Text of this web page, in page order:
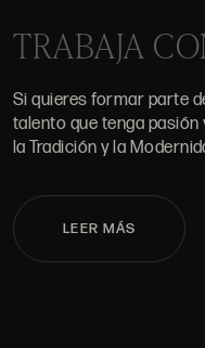
TRABAJA
Si quieres formar parte
talento que tenga pasión
la Tradición y la
LEER MÁS